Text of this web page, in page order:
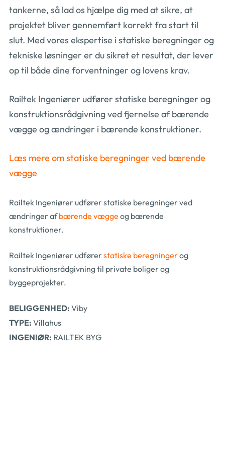
tankerne, så lad os hjælpe dig med at sikre, at
projektet bliver gennemført korrekt fra start til
slut. Med vores ekspertise i statiske beregninger og
tekniske løsninger er du sikret et resultat, der lever
op til både dine forventninger og lovens krav.
Railtek Ingeniører udfører statiske beregninger og
konstruktionsrådgivning ved fjernelse af bærende
vægge og ændringer i bærende konstruktioner.
Læs mere om statiske beregninger ved bærende
vægge
Railtek Ingeniører udfører statiske beregninger ved
ændringer afbærende vægge og bærende
konstruktioner.
Railtek Ingeniører udførerstatiske beregningerog
konstruktionsrådgivning til private boliger og
byggeprojekter.
BELIGGENHED: Viby
TYPE: Villahus
INGENIØR: RAILTEK BYG